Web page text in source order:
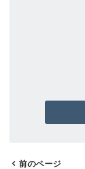
前のページ